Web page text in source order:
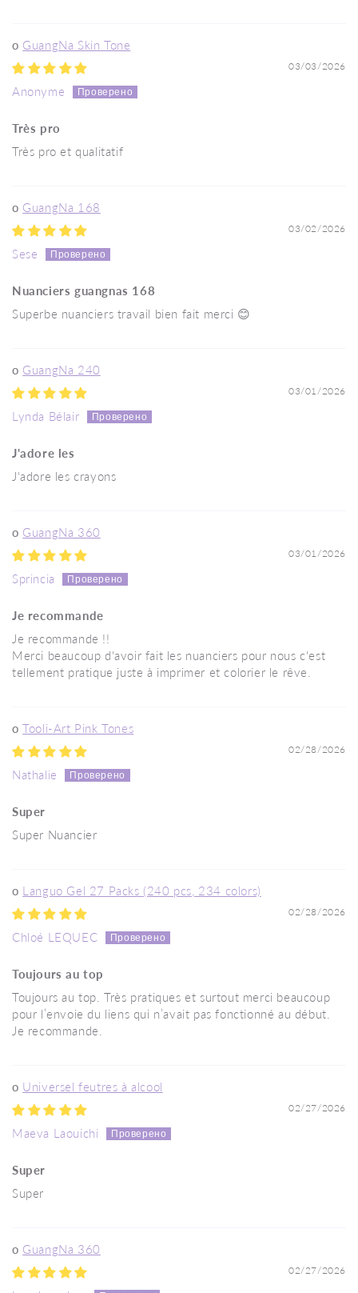
GuangNa Skin Tone
03/03/2026
Anonyme
Très pro
Très pro et qualitatif
GuangNa 168
03/02/2026
Sese
Nuanciers guangnas 168
Superbe nuanciers travail bien fait merci 😊
GuangNa 240
03/01/2026
Lynda Bélair
J'adore les
J'adore les crayons
GuangNa 360
03/01/2026
Sprincia
Je recommande
Je recommande !!
Merci beaucoup d'avoir fait les nuanciers pour nous c'est
tellement pratique juste à imprimer et colorier le rêve.
Tooli-Art Pink Tones
02/28/2026
Nathalie
Super
Super Nuancier
Languo Gel 27 Packs (240 pcs, 234 colors)
02/28/2026
Chloé LEQUEC
Toujours au top
Toujours au top. Très pratiques et surtout merci beaucoup
pour l’envoie du liens qui n’avait pas fonctionné au début.
Je recommande.
Universel feutres à alcool
02/27/2026
Maeva Laouichi
Super
Super
GuangNa 360
02/27/2026